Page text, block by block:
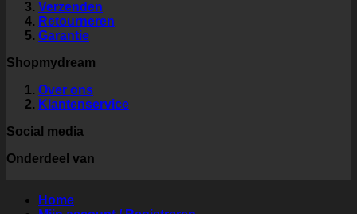
Verzenden
Retourneren
Garantie
Shopmydream
Over ons
Klantenservice
Social media
Onderdeel van
Home